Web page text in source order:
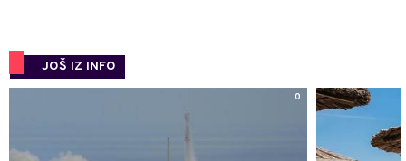
JOŠ IZ INFO
0